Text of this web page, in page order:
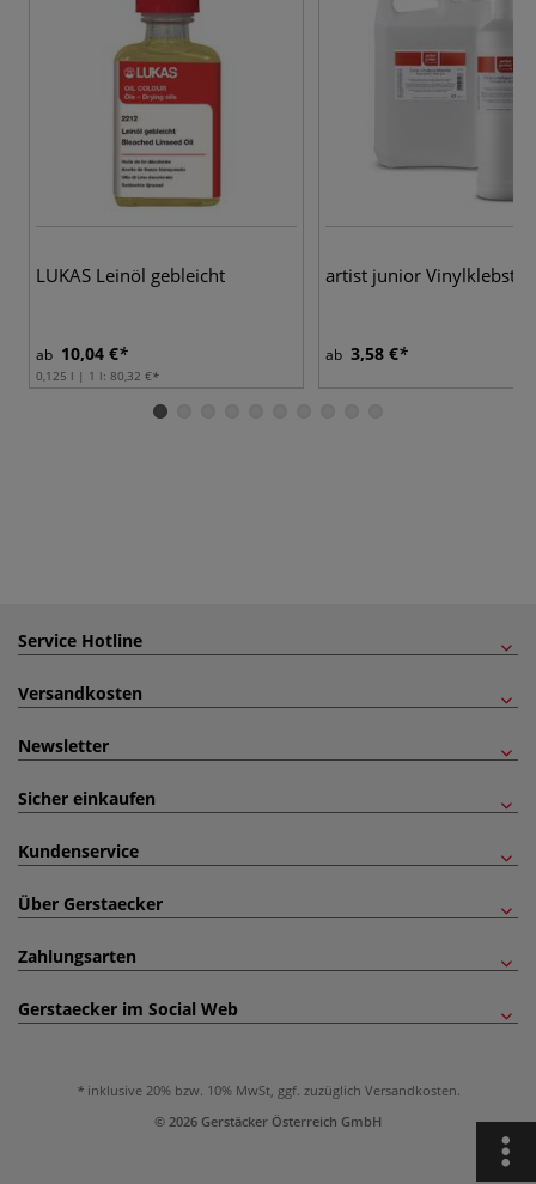
LUKAS Leinöl gebleicht
ab 10,04 €
0,125 l | 1 l: 80,32 €
artist junior
ab 3,58 €
Service Hotline
Versandkosten
Newsletter
Sicher einkaufen
Kundenservice
Über Gerstaecker
Zahlungsarten
Gerstaecker im Social Web
inklusive 20% bzw. 10% MwSt, ggf. zuzüglich Versandkosten.
© 2026 Gerstäcker Österreich GmbH